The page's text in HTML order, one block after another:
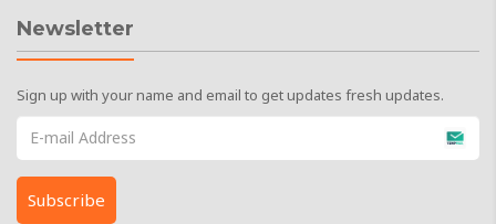
Newsletter
Sign up with your name and email to get updates fresh updates.